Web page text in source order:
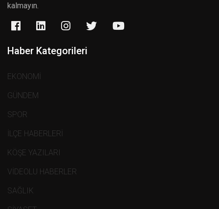
kalmayın.
Haber Kategorileri
EKONOMİ
GÜNDEM
SPOR
İLÇE HABERLERİ
KÖŞE YAZILARI
VİDEOLU HABERLER
SAĞLIK